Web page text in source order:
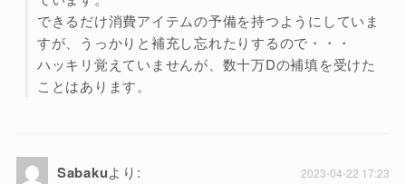
できるだけ消費アイテムの予備を持つようにしていま
すが、うっかりと補充し忘れたりするので・・・
ハッキリ覚えていませんが、数十万Dの補填を受けた
ことはあります。
Sabakuより: 2023-04-22 17:23